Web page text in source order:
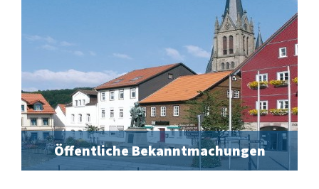
Öffentliche Bekanntmachungen